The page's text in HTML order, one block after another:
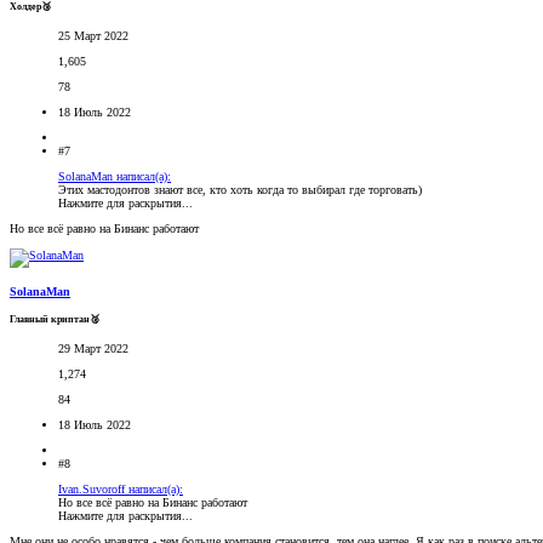
Холдер🥉
25 Март 2022
1,605
78
18 Июль 2022
#7
SolanaMan написал(а):
Этих мастодонтов знают все, кто хоть когда то выбирал где торговать)
Нажмите для раскрытия...
Но все всё равно на Бинанс работают
SolanaMan
Главный криптан🥈
29 Март 2022
1,274
84
18 Июль 2022
#8
Ivan.Suvoroff написал(а):
Но все всё равно на Бинанс работают
Нажмите для раскрытия...